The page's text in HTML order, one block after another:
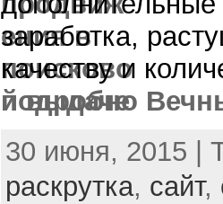
заработка,
качеству и
подробно
30 июня, 2015 |
раскрутка, сайт,